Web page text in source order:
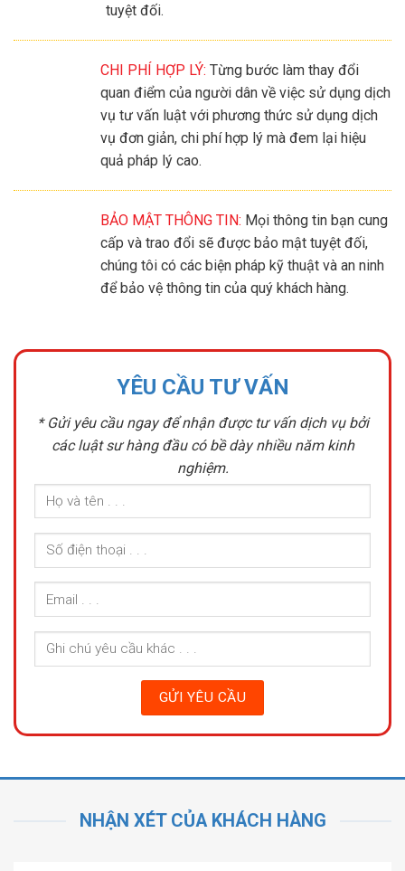
tuyệt đối.
CHI PHÍ HỢP LÝ: Từng bước làm thay đổi
quan điểm của người dân về việc sử dụng dịch
vụ tư vấn luật với phương thức sử dụng dịch
vụ đơn giản, chi phí hợp lý mà đem lại hiệu
quả pháp lý cao.
BẢO MẬT THÔNG TIN: Mọi thông tin bạn cung
cấp và trao đổi sẽ được bảo mật tuyệt đối,
chúng tôi có các biện pháp kỹ thuật và an ninh
để bảo vệ thông tin của quý khách hàng.
YÊU CẦU TƯ VẤN
* Gửi yêu cầu ngay để nhận được tư vấn dịch vụ bởi
các luật sư hàng đầu có bề dày nhiều năm kinh
nghiệm.
NHẬN XÉT CỦA KHÁCH HÀNG